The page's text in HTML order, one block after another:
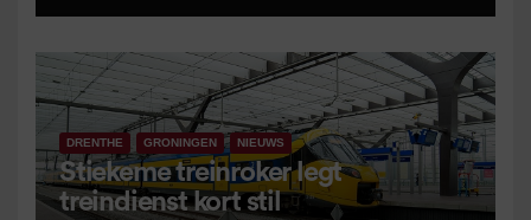
DRENTHE GRONINGEN NIEUWS
Stiekeme treinroker legt
treindienst kort stil